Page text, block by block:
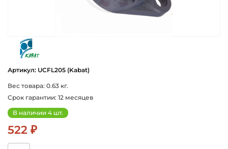
Артикул: UCFL205 (Kabat)
Вес товара: 0.63 кг.
Срок гарантии: 12 месяцев
В наличии 4 шт.
522 ₽